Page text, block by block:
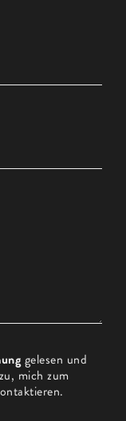
gelesen und
mich zum